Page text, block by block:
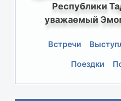
Республики
уважаемый
Встречи
Поездки